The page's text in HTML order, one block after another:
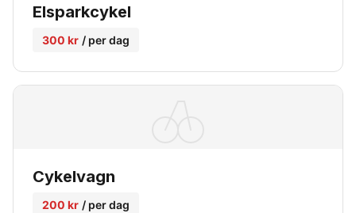
Elsparkcykel
300 kr / per dag
Cykelvagn
200 kr / per dag